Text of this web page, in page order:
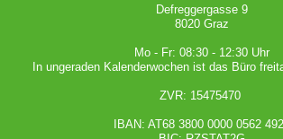
Defreggergasse 9
8020 Graz
Mo - Fr: 08:30 - 12:30 Uhr
In ungeraden Kalenderwochen ist das Büro
ZVR: 15475470
IBAN: AT68 3800 0000 0562